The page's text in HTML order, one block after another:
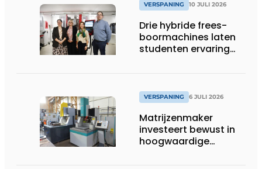
VERSPANING 10 JULI 2026
Drie hybride frees-
boormachines laten
studenten ervaring
VERSPANING 6 JULI 2026
Matrijzenmaker
investeert bewust in
hoogwaardige